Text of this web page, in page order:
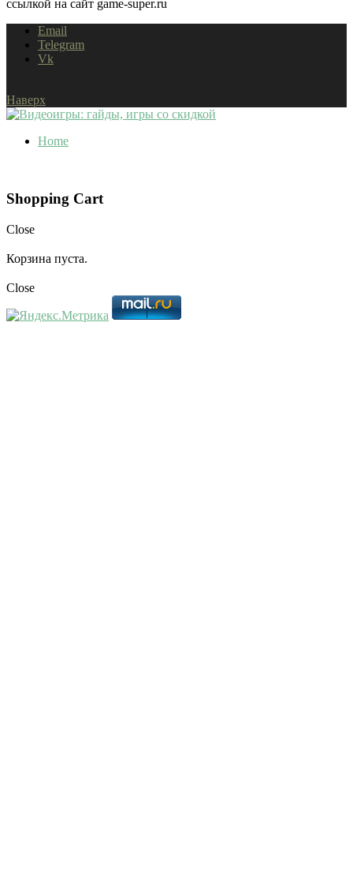
ссылкой на сайт game-super.ru
Email
Telegram
Vk
Наверх
Home
Shopping Cart
Close
Корзина пуста.
Close